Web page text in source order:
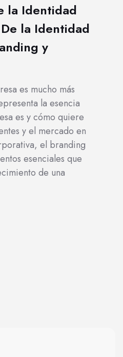
la Identidad
la Identidad
y
es mucho más
la esencia
es y cómo quiere
y el mercado en
el branding
esenciales que
de una